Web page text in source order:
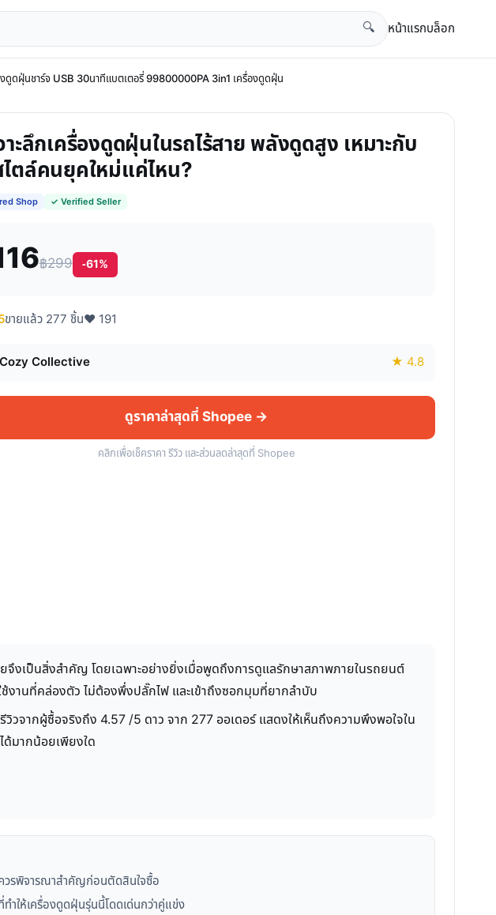
🔍 หน้าแรกบล็อก
งดูดฝุ่นชาร์จ USB 30นาทีแบตเตอรี่ 99800000PA 3in1 เครื่องดูดฝุ่น
าะลึกเครื่องดูดฝุ่นในรถไร้สาย พลังดูดสูง เหมาะกับ
ตล์คนยุคใหม่แค่ไหน?
Shop ✓ Verified Seller
฿299 -61%
ขายแล้ว 277 ชิ้น♥ 191
Collective ★ 4.8
ดูราคาล่าสุดที่ Shopee →
คลิกเพื่อเช็คราคา รีวิว และส่วนลดล่าสุดที่ Shopee
จึงเป็นสิ่งสำคัญ โดยเฉพาะอย่างยิ่งเมื่อพูดถึงการดูแลรักษาสภาพภายในรถยนต์
งานที่คล่องตัว ไม่ต้องพึ่งปลั๊กไฟ และเข้าถึงซอกมุมที่ยากลำบับ
จากผู้ซื้อจริงถึง 4.57 /5 ดาว จาก 277 ออเดอร์ แสดงให้เห็นถึงความพึงพอใจใน
มากน้อยเพียงใด
วรพิจารณาสำคัญก่อนตัดสินใจซื้อ
ำให้เครื่องดูดฝุ่นรุ่นนี้โดดเด่นกว่าคู่แข่ง